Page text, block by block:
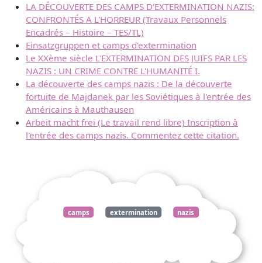
LA DÉCOUVERTE DES CAMPS D'EXTERMINATION NAZIS:
CONFRONTÉS A L'HORREUR (Travaux Personnels
Encadrés – Histoire – TES/TL)
Einsatzgruppen et camps d'extermination
Le XXème siècle L'EXTERMINATION DES JUIFS PAR LES
NAZIS : UN CRIME CONTRE L'HUMANITÉ I.
La découverte des camps nazis : De la découverte
fortuite de Majdanek par les Soviétiques à l'entrée des
Américains à Mauthausen
Arbeit macht frei (Le travail rend libre) Inscription à
l'entrée des camps nazis. Commentez cette citation.
camps extermination nazis